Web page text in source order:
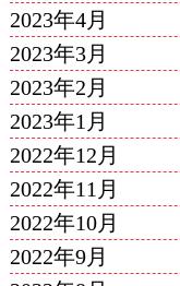
2023年4月
2023年3月
2023年2月
2023年1月
2022年12月
2022年11月
2022年10月
2022年9月